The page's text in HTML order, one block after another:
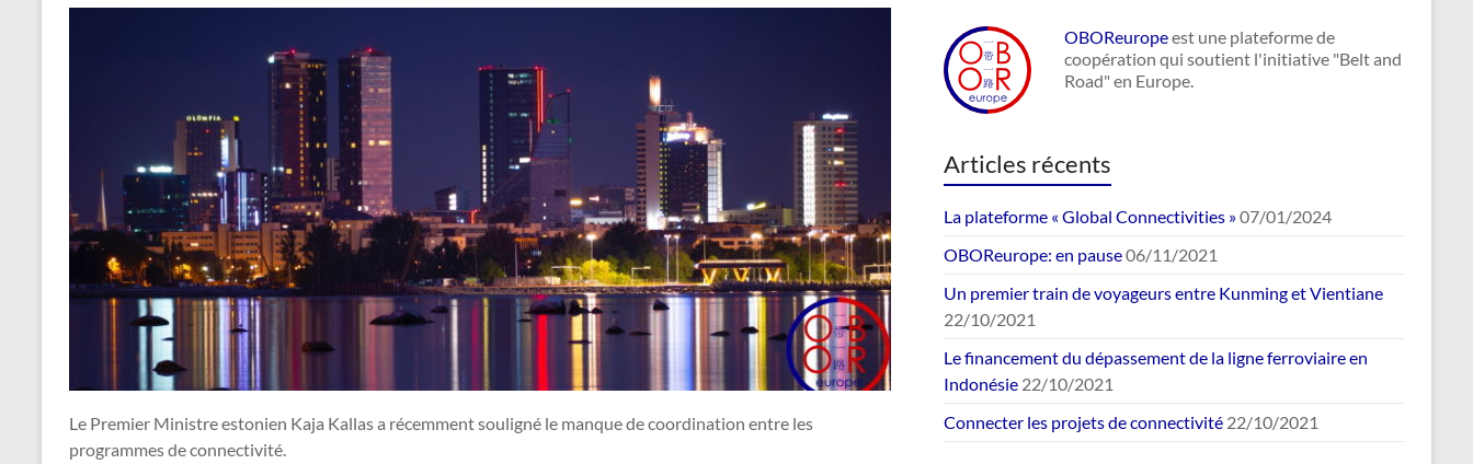
Le Premier Ministre estonien Kaja Kallas a récemment souligné le manque de coordination entre les
programmes de connectivité.
OBOReuropeest une plateforme de
coopération qui soutient l'initiative "Belt and
Road" en Europe.
Articles récents
La plateforme « Global Connectivities »07/01/2024
OBOReurope: en pause06/11/2021
Un premier train de voyageurs entre Kunming et Vientiane
22/10/2021
Le financement du dépassement de la ligne ferroviaire en
Indonésie 22/10/2021
Connecter les projets de connectivité 22/10/2021